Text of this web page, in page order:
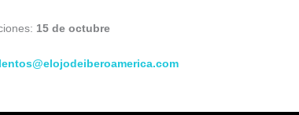
15 de octubre